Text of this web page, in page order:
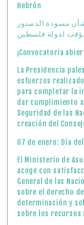
Hebrón
مسودة الدستور
لدولة فلسطين
¡Convocatoria
La Presidencia
esfuerzos
para completar la
dar cumplimiento
Seguridad de las
creación del
07 de enero: Día
El Ministerio de
acoge con
General de las
sobre el derecho
determinación y
sobre los recursos